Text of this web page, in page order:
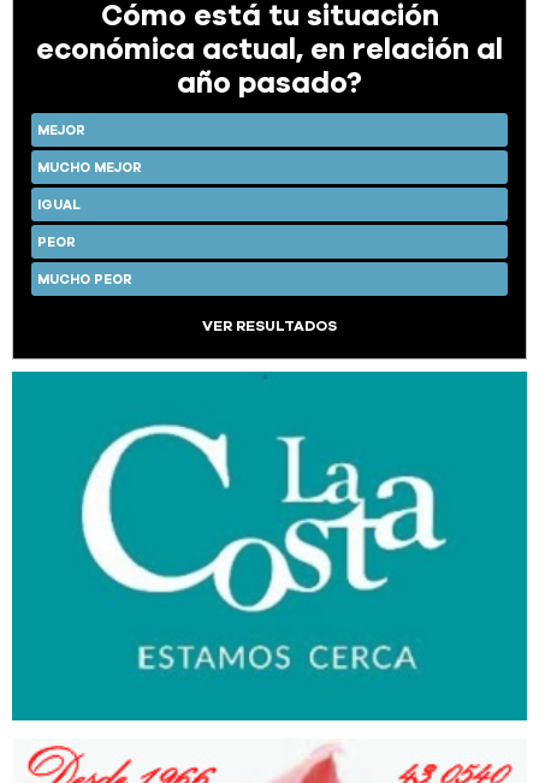
Cómo está tu situación
económica actual, en relación al
año pasado?
MEJOR
MUCHO MEJOR
IGUAL
PEOR
MUCHO PEOR
VER RESULTADOS